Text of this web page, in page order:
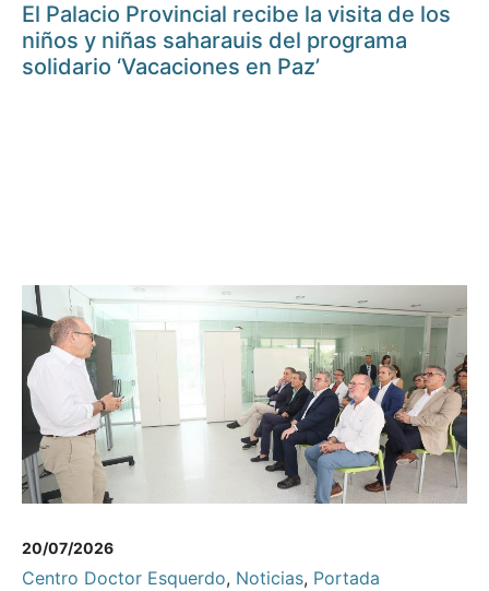
El Palacio Provincial recibe la visita de los
niños y niñas saharauis del programa
solidario ‘Vacaciones en Paz’
20/07/2026
Centro Doctor Esquerdo, Noticias, Portada